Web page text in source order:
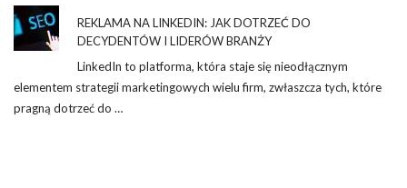
REKLAMA NA LINKEDIN: JAK DOTRZEĆ DO
DECYDENTÓW I LIDERÓW BRANŻY
LinkedIn to platforma, która staje się nieodłącznym
elementem strategii marketingowych wielu firm, zwłaszcza tych, które
pragną dotrzeć do …